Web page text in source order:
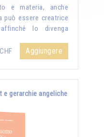
e materia, anche
può essere creatrice
lo divenga
Aggiungere
e gerarchie angeliche